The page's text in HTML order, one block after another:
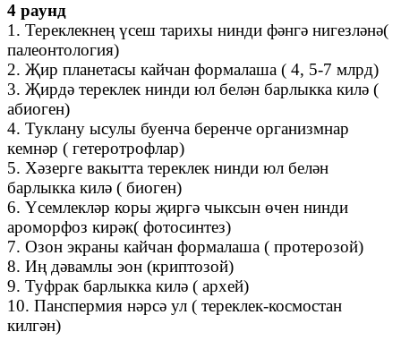
4 раунд
1. Тереклекнең үсеш тарихы нинди фәнгә нигезләнә(
палеонтология)
2. Җир планетасы кайчан формалаша ( 4, 5-7 млрд)
3. Җирдә тереклек нинди юл белән барлыкка килә (
абиоген)
4. Туклану ысулы буенча беренче организмнар
кемнәр ( гетеротрофлар)
5. Хәзерге вакытта тереклек нинди юл белән
барлыкка килә ( биоген)
6. Үсемлекләр коры җиргә чыксын өчен нинди
ароморфоз кирәк( фотосинтез)
7. Озон экраны кайчан формалаша ( протерозой)
8. Иң дәвамлы эон (криптозой)
9. Туфрак барлыкка килә ( архей)
10. Панспермия нәрсә ул ( тереклек-космостан
килгән)